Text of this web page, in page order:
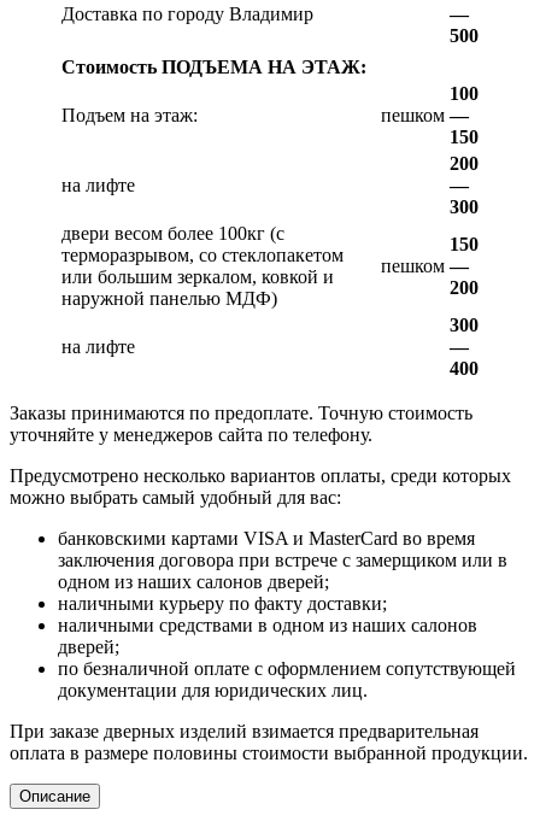
Доставка по городу Владимир
—
500
Стоимость ПОДЪЕМА НА ЭТАЖ:
Подъем на этаж: пешком
100
—
150
на лифте
200
—
300
двери весом более 100кг (с
терморазрывом, со стеклопакетом
или большим зеркалом, ковкой и
наружной панелью МДФ)
пешком
150
—
200
на лифте
300
—
400
Заказы принимаются по предоплате. Точную стоимость
уточняйте у менеджеров сайта по телефону.
Предусмотрено несколько вариантов оплаты, среди которых
можно выбрать самый удобный для вас:
банковскими картами VISA и MasterCard во время
заключения договора при встрече с замерщиком или в
одном из наших салонов дверей;
наличными курьеру по факту доставки;
наличными средствами в одном из наших салонов
дверей;
по безналичной оплате с оформлением сопутствующей
документации для юридических лиц.
При заказе дверных изделий взимается предварительная
оплата в размере половины стоимости выбранной продукции.
Описание